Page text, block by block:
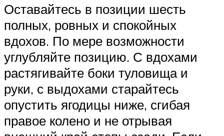
Оставайтесь в позиции шесть
полных, ровных и спокойных
вдохов. По мере возможности
углубляйте позицию. С вдохами
растягивайте боки туловища и
руки, с выдохами старайтесь
опустить ягодицы ниже, сгибая
правое колено и не отрывая